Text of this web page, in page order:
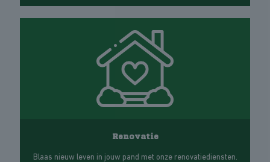
Renovatie
Blaas nieuw leven in jouw pand met onze renovatiediensten.